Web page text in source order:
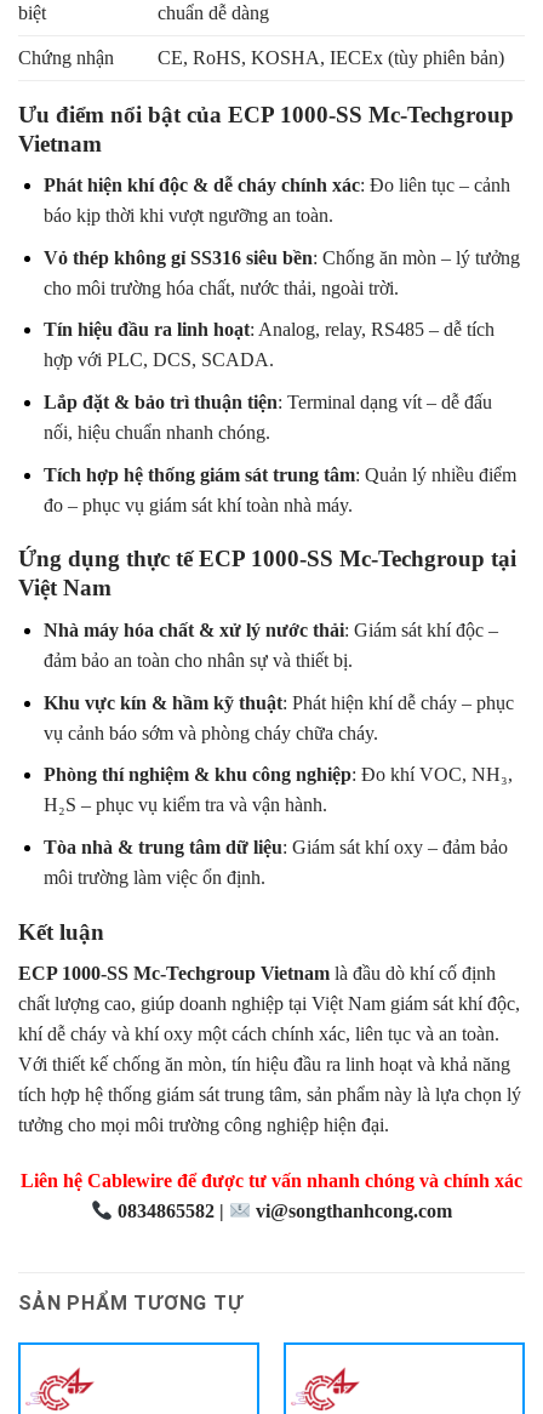
biệt
chuẩn dễ dàng
Chứng nhận CE, RoHS, KOSHA, IECEx (tùy phiên bản)
Ưu điểm nổi bật của ECP 1000-SS Mc-Techgroup
Vietnam
Phát hiện khí độc & dễ cháy chính xác: Đo liên tục – cảnh
báo kịp thời khi vượt ngưỡng an toàn.
Vỏ thép không gỉ SS316 siêu bền: Chống ăn mòn – lý tưởng
cho môi trường hóa chất, nước thải, ngoài trời.
Tín hiệu đầu ra linh hoạt: Analog, relay, RS485 – dễ tích
hợp với PLC, DCS, SCADA.
Lắp đặt & bảo trì thuận tiện: Terminal dạng vít – dễ đấu
nối, hiệu chuẩn nhanh chóng.
Tích hợp hệ thống giám sát trung tâm: Quản lý nhiều điểm
đo – phục vụ giám sát khí toàn nhà máy.
Ứng dụng thực tế ECP 1000-SS Mc-Techgroup tại
Việt Nam
Nhà máy hóa chất & xử lý nước thải: Giám sát khí độc –
đảm bảo an toàn cho nhân sự và thiết bị.
Khu vực kín & hầm kỹ thuật: Phát hiện khí dễ cháy – phục
vụ cảnh báo sớm và phòng cháy chữa cháy.
Phòng thí nghiệm & khu công nghiệp: Đo khí VOC, NH₃,
H₂S – phục vụ kiểm tra và vận hành.
Tòa nhà & trung tâm dữ liệu: Giám sát khí oxy – đảm bảo
môi trường làm việc ổn định.
Kết luận
ECP 1000-SS Mc-Techgroup Vietnam là đầu dò khí cố định
chất lượng cao, giúp doanh nghiệp tại Việt Nam giám sát khí độc,
khí dễ cháy và khí oxy một cách chính xác, liên tục và an toàn.
Với thiết kế chống ăn mòn, tín hiệu đầu ra linh hoạt và khả năng
tích hợp hệ thống giám sát trung tâm, sản phẩm này là lựa chọn lý
tưởng cho mọi môi trường công nghiệp hiện đại.
Liên hệ Cablewire để được tư vấn nhanh chóng và chính xác
0834865582 |
vi@songthanhcong.com
SẢN PHẨM TƯƠNG TỰ